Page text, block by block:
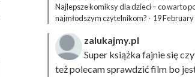
Najlepsze komiksy dla dzieci – co warto
najmłodszym czytelnikom? · 19
zalukajmy.pl
Super książka fajnie się
też polecam sprawdzić film bo